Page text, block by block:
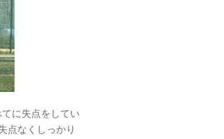
に失点をしてい
点なくしっかり